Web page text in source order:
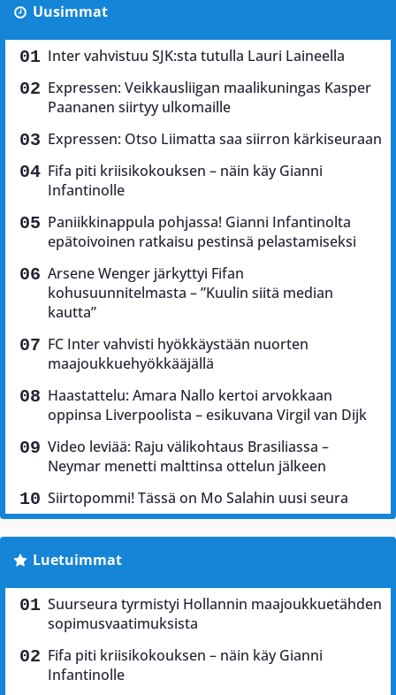
Uusimmat
Inter vahvistuu SJK:sta tutulla Lauri Laineella
Expressen: Veikkausliigan maalikuningas Kasper
Paananen siirtyy ulkomaille
Expressen: Otso Liimatta saa siirron kärkiseuraan
Fifa piti kriisikokouksen – näin käy Gianni
Infantinolle
Paniikkinappula pohjassa! Gianni Infantinolta
epätoivoinen ratkaisu pestinsä pelastamiseksi
Arsene Wenger järkyttyi Fifan
kohusuunnitelmasta – ”Kuulin siitä median
kautta”
FC Inter vahvisti hyökkäystään nuorten
maajoukkuehyökkääjällä
Haastattelu: Amara Nallo kertoi arvokkaan
oppinsa Liverpoolista – esikuvana Virgil van Dijk
Video leviää: Raju välikohtaus Brasiliassa –
Neymar menetti malttinsa ottelun jälkeen
Siirtopommi! Tässä on Mo Salahin uusi seura
Luetuimmat
Suurseura tyrmistyi Hollannin maajoukkuetähden
sopimusvaatimuksista
Fifa piti kriisikokouksen – näin käy Gianni
Infantinolle